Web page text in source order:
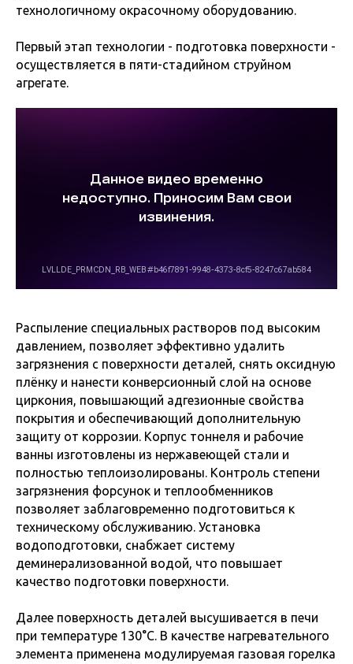
технологичному окрасочному оборудованию.
Первый этап технологии - подготовка поверхности -
осуществляется в пяти-стадийном струйном
агрегате.
Распыление специальных растворов под высоким
давлением, позволяет эффективно удалить
загрязнения с поверхности деталей, снять оксидную
плёнку и нанести конверсионный слой на основе
циркония, повышающий адгезионные свойства
покрытия и обеспечивающий дополнительную
защиту от коррозии. Корпус тоннеля и рабочие
ванны изготовлены из нержавеющей стали и
полностью теплоизолированы. Контроль степени
загрязнения форсунок и теплообменников
позволяет заблаговременно подготовиться к
техническому обслуживанию. Установка
водоподготовки, снабжает систему
деминерализованной водой, что повышает
качество подготовки поверхности.
Далее поверхность деталей высушивается в печи
при температуре 130°C. В качестве нагревательного
элемента применена модулируемая газовая горелка